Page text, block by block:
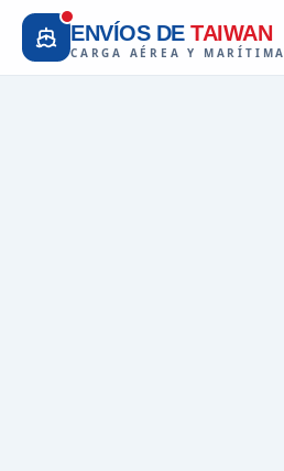
ENVÍOS DE TAIWAN
CARGA AÉREA Y MARÍTIMA